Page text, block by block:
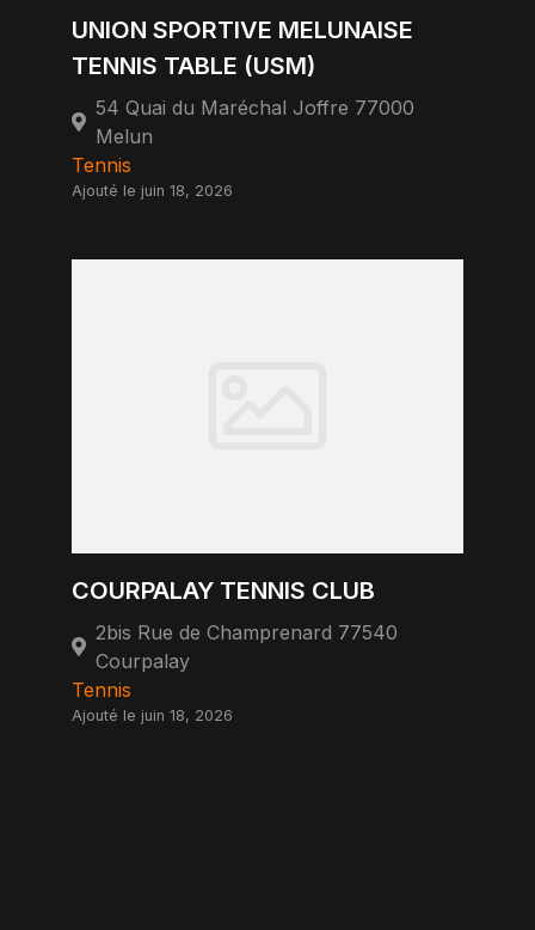
UNION SPORTIVE MELUNAISE
TENNIS TABLE (USM)
54 Quai du Maréchal Joffre 77000
Melun
Tennis
Ajouté le juin 18, 2026
COURPALAY TENNIS CLUB
2bis Rue de Champrenard 77540
Courpalay
Tennis
Ajouté le juin 18, 2026